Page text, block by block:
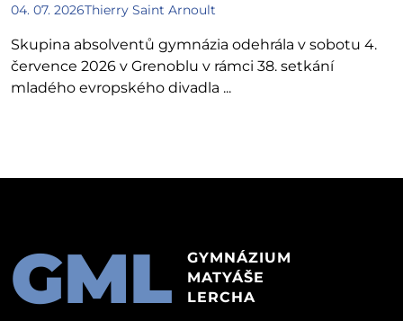
04. 07. 2026Thierry Saint Arnoult
Skupina absolventů gymnázia odehrála v sobotu 4.
července 2026 v Grenoblu v rámci 38. setkání
mladého evropského divadla ...
GML
GYMNÁZIUM
MATYÁŠE
LERCHA